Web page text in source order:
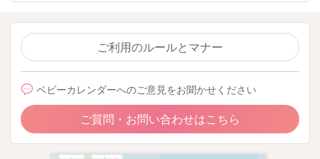
ご利用のルールとマナー
ベビーカレンダーへのご意見をお聞かせください
ご質問・お問い合わせはこちら